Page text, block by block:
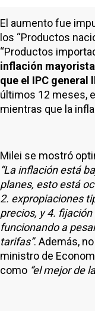
El aumento fue
los “Productos
“Productos
inflación
que el IPC general
últimos 12 meses,
mientras que la
Milei se mostró
“La inflación está
planes, esto está
2. expropiaciones
precios, y 4.
funcionando a
tarifas”. Además,
ministro de
como “el mejor de